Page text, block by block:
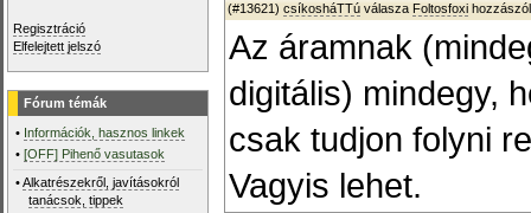
Regisztráció
Elfelejtett jelszó
Fórum témák
• Információk, hasznos linkek
•[OFF] Pihenő vasutasok
•Alkatrészekről, javításokról
tanácsok, tippek
(#13621) csíkosháTTú válasza Foltosfoxi
Az áramnak
digitális) mindegy,
csak tudjon folyni
Vagyis lehet.